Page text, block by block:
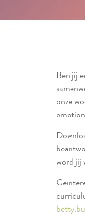
Ben jij
onze
word jij